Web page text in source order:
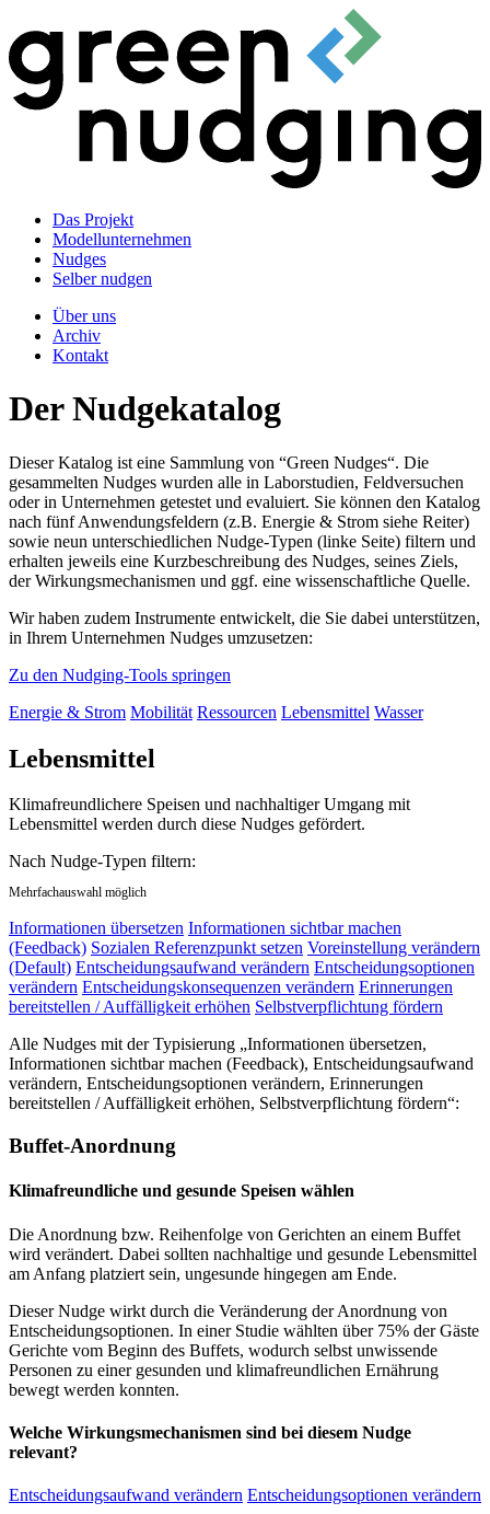
Das Projekt
Modellunternehmen
Nudges
Selber nudgen
Über uns
Archiv
Kontakt
Der Nudgekatalog
Dieser Katalog ist eine Sammlung von “Green Nudges“. Die
gesammelten Nudges wurden alle in Laborstudien, Feldversuchen
oder in Unternehmen getestet und evaluiert. Sie können den Katalog
nach fünf Anwendungsfeldern (z.B. Energie & Strom siehe Reiter)
sowie neun unterschiedlichen Nudge-Typen (linke Seite) filtern und
erhalten jeweils eine Kurzbeschreibung des Nudges, seines Ziels,
der Wirkungsmechanismen und ggf. eine wissenschaftliche Quelle.
Wir haben zudem Instrumente entwickelt, die Sie dabei unterstützen,
in Ihrem Unternehmen Nudges umzusetzen:
Zu den Nudging-Tools springen
Energie & Strom Mobilität Ressourcen Lebensmittel Wasser
Lebensmittel
Klimafreundlichere Speisen und nachhaltiger Umgang mit
Lebensmittel werden durch diese Nudges gefördert.
Nach Nudge-Typen filtern:
Mehrfachauswahl möglich
Informationen übersetzen Informationen sichtbar machen
(Feedback) Sozialen Referenzpunkt setzen Voreinstellung verändern
(Default) Entscheidungsaufwand verändern Entscheidungsoptionen
verändern Entscheidungskonsequenzen verändern Erinnerungen
bereitstellen / Auffälligkeit erhöhen Selbstverpflichtung fördern
Alle Nudges mit der Typisierung „Informationen übersetzen,
Informationen sichtbar machen (Feedback), Entscheidungsaufwand
verändern, Entscheidungsoptionen verändern, Erinnerungen
bereitstellen / Auffälligkeit erhöhen, Selbstverpflichtung fördern“:
Buffet-Anordnung
Klimafreundliche und gesunde Speisen wählen
Die Anordnung bzw. Reihenfolge von Gerichten an einem Buffet
wird verändert. Dabei sollten nachhaltige und gesunde Lebensmittel
am Anfang platziert sein, ungesunde hingegen am Ende.
Dieser Nudge wirkt durch die Veränderung der Anordnung von
Entscheidungsoptionen. In einer Studie wählten über 75% der Gäste
Gerichte vom Beginn des Buffets, wodurch selbst unwissende
Personen zu einer gesunden und klimafreundlichen Ernährung
bewegt werden konnten.
Welche Wirkungsmechanismen sind bei diesem Nudge
relevant?
Entscheidungsaufwand verändern Entscheidungsoptionen verändern